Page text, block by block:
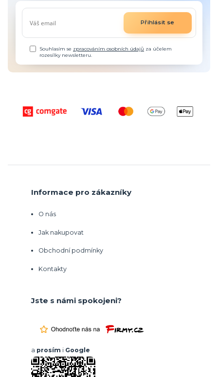
Přihlásit se
Souhlasím se zpracováním osobních údajů za účelem
rozesílky newsletteru.
Informace pro zákazníky
O nás
Jak nakupovat
Obchodní podmínky
Kontakty
Jste s námi spokojeni?
a prosím i Google